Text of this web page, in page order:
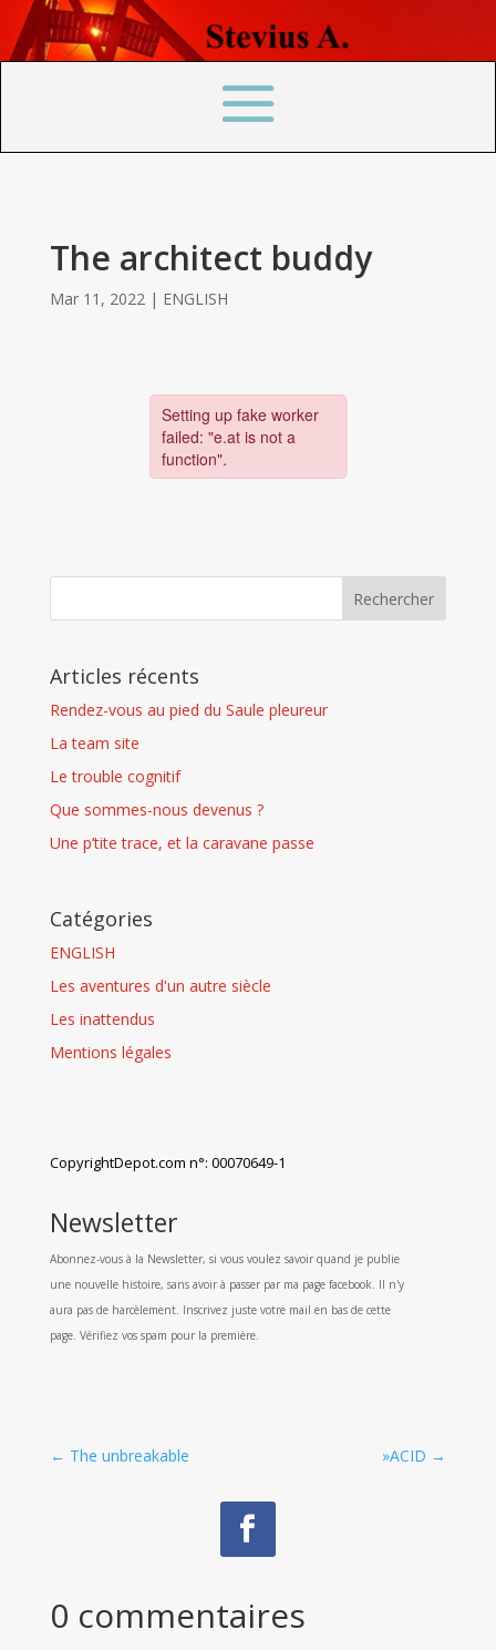
The architect buddy
Mar 11, 2022| ENGLISH
Articles récents
Rendez-vous au pied du Saule pleureur
La team site
Le trouble cognitif
Que sommes-nous devenus ?
Une p’tite trace, et la caravane passe
Catégories
ENGLISH
Les aventures d'un autre siècle
Les inattendus
Mentions légales
CopyrightDepot.com n°: 00070649-1
Newsletter
Abonnez-vous à la Newsletter, si vous voulez savoir quand je publie
une nouvelle histoire, sans avoir à passer par ma page facebook. Il n'y
aura pas de harcèlement. Inscrivez juste votre mail en bas de cette
page. Vérifiez vos spam pour la première.
← The unbreakable »ACID →
0 commentaires